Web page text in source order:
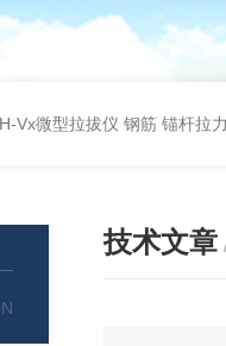
Vx微型拉拔仪 钢筋 锚杆拉
技术文章